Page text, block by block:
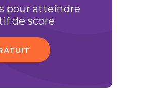
pour atteindre
de score